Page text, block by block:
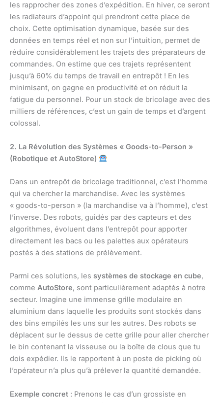
les rapprocher des zones d’expédition. En hiver, ce seront
les radiateurs d’appoint qui prendront cette place de
choix. Cette optimisation dynamique, basée sur des
données en temps réel et non sur l’intuition, permet de
réduire considérablement les trajets des préparateurs de
commandes. On estime que ces trajets représentent
jusqu’à 60% du temps de travail en entrepôt ! En les
minimisant, on gagne en productivité et on réduit la
fatigue du personnel. Pour un stock de bricolage avec des
milliers de références, c’est un gain de temps et d’argent
colossal.
2. La Révolution des Systèmes « Goods-to-Person »
(Robotique et AutoStore)
Dans un entrepôt de bricolage traditionnel, c’est l’homme
qui va chercher la marchandise. Avec les systèmes
« goods-to-person » (la marchandise va à l’homme), c’est
l’inverse. Des robots, guidés par des capteurs et des
algorithmes, évoluent dans l’entrepôt pour apporter
directement les bacs ou les palettes aux opérateurs
postés à des stations de prélèvement.
Parmi ces solutions, les systèmes de stockage en cube,
comme AutoStore, sont particulièrement adaptés à notre
secteur. Imagine une immense grille modulaire en
aluminium dans laquelle les produits sont stockés dans
des bins empilés les uns sur les autres. Des robots se
déplacent sur le dessus de cette grille pour aller chercher
le bin contenant la visseuse ou la boîte de clous que tu
dois expédier. Ils le rapportent à un poste de picking où
l’opérateur n’a plus qu’à prélever la quantité demandée.
Exemple concret : Prenons le cas d’un grossiste en